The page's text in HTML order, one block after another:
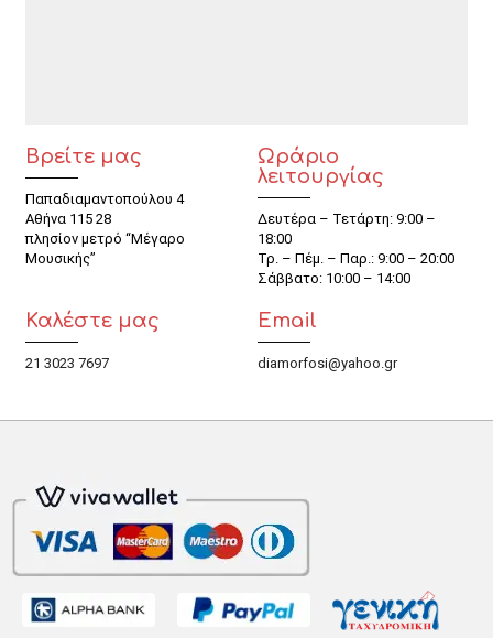
Βρείτε μας
Παπαδιαμαντοπούλου 4
Αθήνα 115 28
πλησίον μετρό “Μέγαρο
Μουσικής”
Ωράριο
λειτουργίας
Δευτέρα – Τετάρτη: 9:00 –
18:00
Τρ. – Πέμ. – Παρ.: 9:00 – 20:00
Σάββατο: 10:00 – 14:00
Καλέστε μας
21 3023 7697
Email
diamorfosi@yahoo.gr